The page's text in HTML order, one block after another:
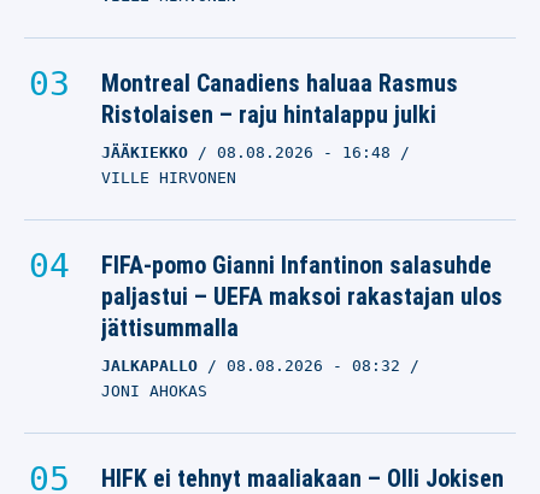
Montreal Canadiens haluaa Rasmus
Ristolaisen – raju hintalappu julki
JÄÄKIEKKO 08.08.2026 - 16:48
VILLE HIRVONEN
FIFA-pomo Gianni Infantinon salasuhde
paljastui – UEFA maksoi rakastajan ulos
jättisummalla
JALKAPALLO 08.08.2026 - 08:32
JONI AHOKAS
HIFK ei tehnyt maaliakaan – Olli Jokisen